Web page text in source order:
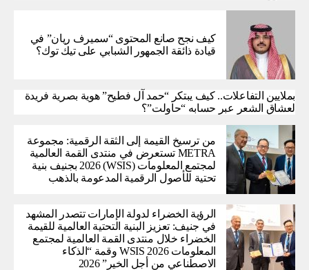
كيف نجح صانع المحتوى “سميرف ريان” في
قيادة ذائقة الجمهور الشبابي على تيك توك؟
بملايين التفاعلات.. كيف يبتكر “حمد آل فطيح” هوية بصرية فريدة
لعشاق الشعر عبر حسابه “حاولت”؟
من ترسيخ القيمة إلى الثقة الرقمية: مجموعة
METRA تستعرض في منتدى القمة العالمية
لمجتمع المعلومات (WSIS) 2026 بجنيف بنية
تحتية للأصول الرقمية المدعومة بالذهب
الرؤية الخضراء لدولة الإمارات تتصدر المشهد
في جنيف: تعزيز البنية التحتية العالمية للقيمة
الخضراء خلال منتدى القمة العالمية لمجتمع
المعلومات WSIS 2026 وقمة “الذكاء
الاصطناعي من أجل الخير” 2026